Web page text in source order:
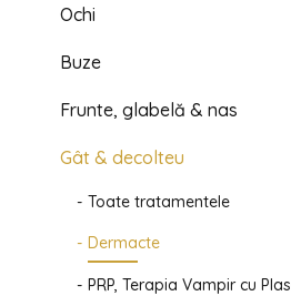
Ochi
Buze
Frunte, glabelă & nas
Gât & decolteu
Toate tratamentele
Dermacte
PRP, Terapia Vampir cu